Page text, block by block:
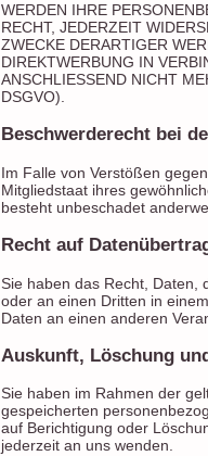
WERDEN IHRE
RECHT, JEDERZEIT
ZWECKE DERARTIGER
DIREKTWERBUNG IN
ANSCHLIESSEND NICHT
DSGVO).
Beschwerde­recht bei
Im Falle von Verstößen
Mitgliedstaat ihres
besteht unbeschadet
Recht auf
Sie haben das Recht, Daten,
oder an einen Dritten in
Daten an einen anderen
Auskunft, Löschung
Sie haben im Rahmen der
gespeicherten
auf Berichtigung oder
jederzeit an uns wenden.